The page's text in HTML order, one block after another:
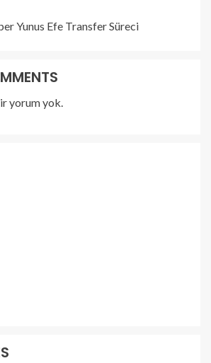
Yunus Efe Transfer Süreci
yorum yok.